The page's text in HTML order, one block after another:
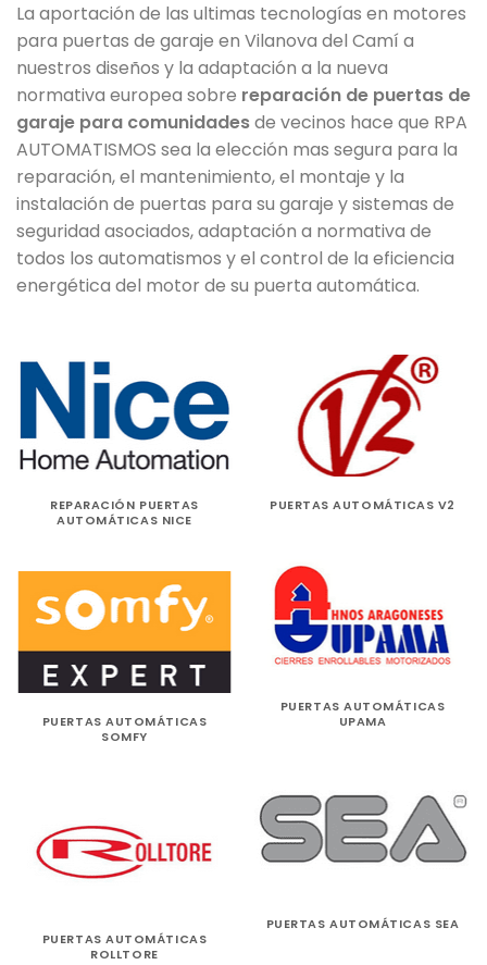
La aportación de las ultimas tecnologías en motores
para puertas de garaje en Vilanova del Camí a
nuestros diseños y la adaptación a la nueva
normativa europea sobre reparación de puertas de
garaje para comunidadesde vecinos hace que RPA
AUTOMATISMOS sea la elección mas segura para la
reparación, el mantenimiento, el montaje y la
instalación de puertas para su garaje y sistemas de
seguridad asociados, adaptación a normativa de
todos los automatismos y el control de la eficiencia
energética del motor de su puerta automática.
REPARACIÓN PUERTAS
AUTOMÁTICAS NICE
PUERTAS AUTOMÁTICAS V2
PUERTAS AUTOMÁTICAS
UPAMA
PUERTAS AUTOMÁTICAS
SOMFY
PUERTAS AUTOMÁTICAS SEA
PUERTAS AUTOMÁTICAS
ROLLTORE